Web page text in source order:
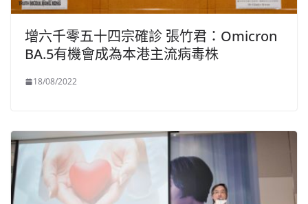
增六千零五十四宗確診 張竹君：Omicron
BA.5有機會成為本港主流病毒株
18/08/2022